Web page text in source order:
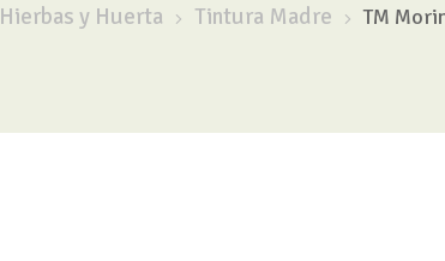
Hierbas y Huerta Tintura Madre TM